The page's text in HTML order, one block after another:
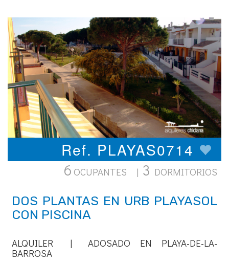
Ref. PLAYAS0714
6 OCUPANTES | 3 DORMITORIOS
DOS PLANTAS EN URB PLAYASOL
CON PISCINA
ALQUILER | ADOSADO EN PLAYA-DE-LA-
BARROSA